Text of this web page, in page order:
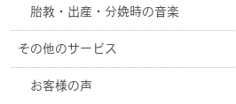
胎教・出産・分娩時の音楽
その他のサービス
お客様の声